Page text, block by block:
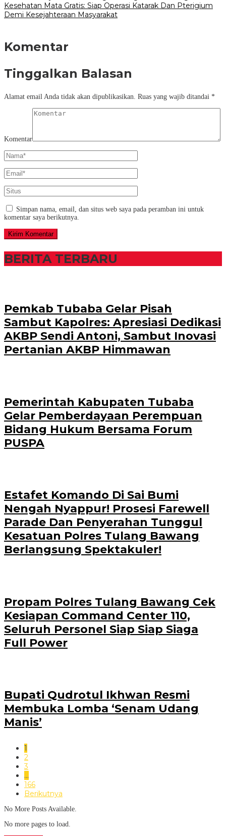
Kesehatan Mata Gratis: Siap Operasi Katarak Dan Pterigium
Demi Kesejahteraan Masyarakat
Komentar
Tinggalkan Balasan
Alamat email Anda tidak akan dipublikasikan. Ruas yang wajib ditandai *
Komentar
Simpan nama, email, dan situs web saya pada peramban ini untuk
komentar saya berikutnya.
BERITA TERBARU
Pemkab Tubaba Gelar Pisah
Sambut Kapolres: Apresiasi Dedikasi
AKBP Sendi Antoni, Sambut Inovasi
Pertanian AKBP Himmawan
Pemerintah Kabupaten Tubaba
Gelar Pemberdayaan Perempuan
Bidang Hukum Bersama Forum
PUSPA
Estafet Komando Di Sai Bumi
Nengah Nyappur! Prosesi Farewell
Parade Dan Penyerahan Tunggul
Kesatuan Polres Tulang Bawang
Berlangsung Spektakuler!
Propam Polres Tulang Bawang Cek
Kesiapan Command Center 110,
Seluruh Personel Siap Siap Siaga
Full Power
Bupati Qudrotul Ikhwan Resmi
Membuka Lomba ‘Senam Udang
Manis’
1
2
3
…
166
Berikutnya
No More Posts Available.
No more pages to load.